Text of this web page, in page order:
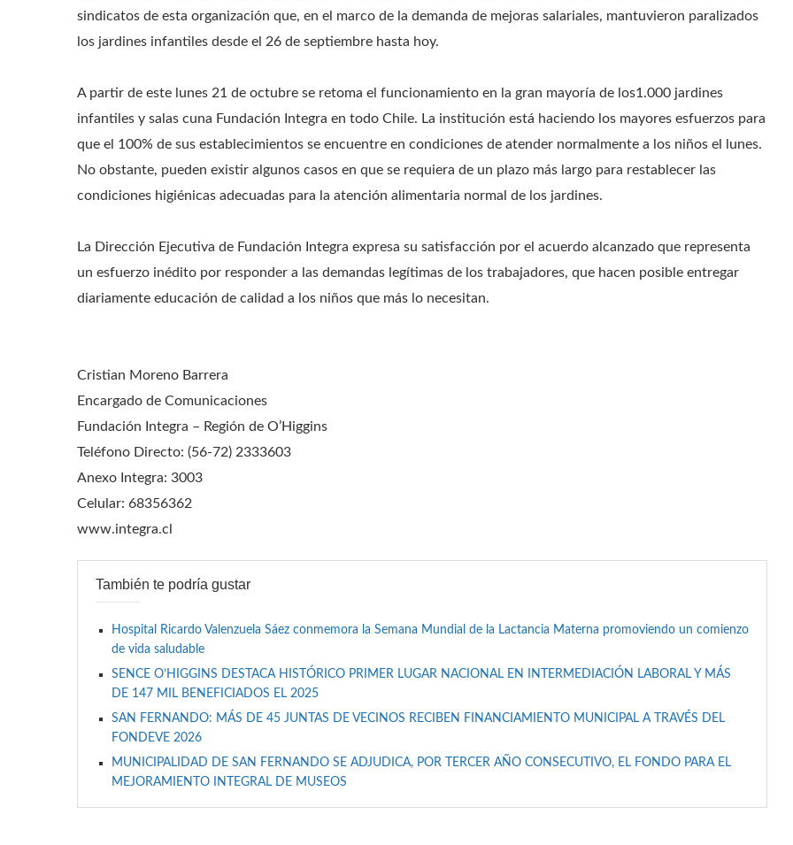
sindicatos de esta organización que, en el marco de la demanda de mejoras salariales, mantuvieron paralizados
los jardines infantiles desde el 26 de septiembre hasta hoy.
A partir de este lunes 21 de octubre se retoma el funcionamiento en la gran mayoría de los1.000 jardines
infantiles y salas cuna Fundación Integra en todo Chile. La institución está haciendo los mayores esfuerzos para
que el 100% de sus establecimientos se encuentre en condiciones de atender normalmente a los niños el lunes.
No obstante, pueden existir algunos casos en que se requiera de un plazo más largo para restablecer las
condiciones higiénicas adecuadas para la atención alimentaria normal de los jardines.
La Dirección Ejecutiva de Fundación Integra expresa su satisfacción por el acuerdo alcanzado que representa
un esfuerzo inédito por responder a las demandas legítimas de los trabajadores, que hacen posible entregar
diariamente educación de calidad a los niños que más lo necesitan.
Cristian Moreno Barrera
Encargado de Comunicaciones
Fundación Integra – Región de O’Higgins
Teléfono Directo: (56-72) 2333603
Anexo Integra: 3003
Celular: 68356362
www.integra.cl
También te podría gustar
Hospital Ricardo Valenzuela Sáez conmemora la Semana Mundial de la Lactancia Materna promoviendo un comienzo
de vida saludable
SENCE O’HIGGINS DESTACA HISTÓRICO PRIMER LUGAR NACIONAL EN INTERMEDIACIÓN LABORAL Y MÁS
DE 147 MIL BENEFICIADOS EL 2025
SAN FERNANDO: MÁS DE 45 JUNTAS DE VECINOS RECIBEN FINANCIAMIENTO MUNICIPAL A TRAVÉS DEL
FONDEVE 2026
MUNICIPALIDAD DE SAN FERNANDO SE ADJUDICA, POR TERCER AÑO CONSECUTIVO, EL FONDO PARA EL
MEJORAMIENTO INTEGRAL DE MUSEOS